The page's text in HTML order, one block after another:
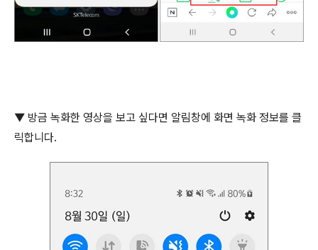
▼ 방금 녹화한 영상을 보고 싶다면 알림창에 화면 녹화 정보를 클
릭합니다.